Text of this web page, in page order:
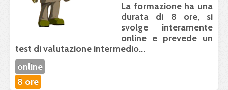
La formazione ha una
durata di 8 ore, si
svolge interamente
online e prevede un
test di valutazione intermedio...
online
8 ore